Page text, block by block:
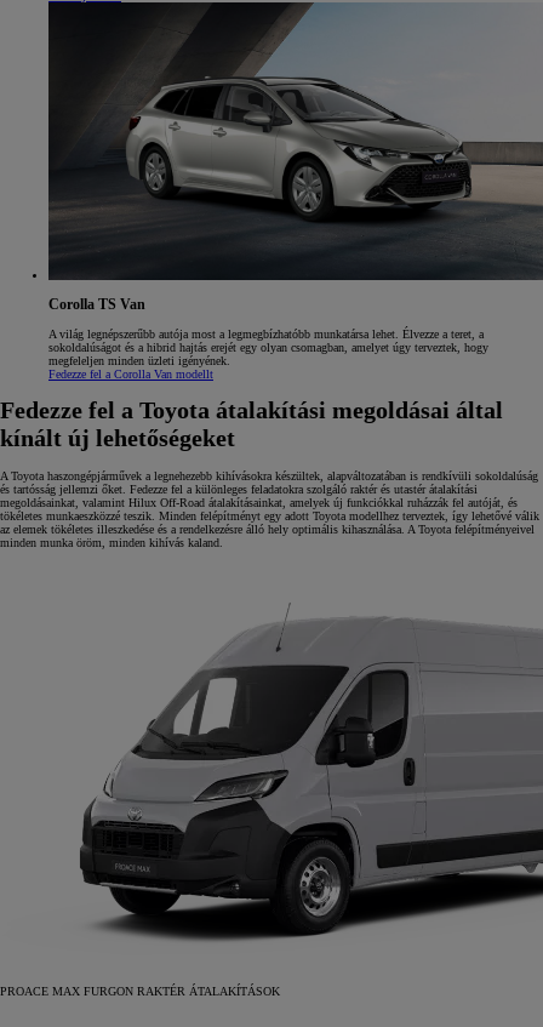
Corolla TS Van
A világ legnépszerűbb autója most a legmegbízhatóbb munkatársa lehet. Élvezze a teret, a
sokoldalúságot és a hibrid hajtás erejét egy olyan csomagban, amelyet úgy terveztek, hogy
megfeleljen minden üzleti igényének.
Fedezze fel a Corolla Van modellt
Fedezze fel a Toyota átalakítási megoldásai által
kínált új lehetőségeket
A Toyota haszongépjárművek a legnehezebb kihívásokra készültek, alapváltozatában is rendkívüli sokoldalúság
és tartósság jellemzi őket. Fedezze fel a különleges feladatokra szolgáló raktér és utastér átalakítási
megoldásainkat, valamint Hilux Off-Road átalakításainkat, amelyek új funkciókkal ruházzák fel autóját, és
tökéletes munkaeszközzé teszik. Minden felépítményt egy adott Toyota modellhez terveztek, így lehetővé válik
az elemek tökéletes illeszkedése és a rendelkezésre álló hely optimális kihasználása. A Toyota felépítményeivel
minden munka öröm, minden kihívás kaland.
PROACE MAX FURGON RAKTÉR ÁTALAKÍTÁSOK